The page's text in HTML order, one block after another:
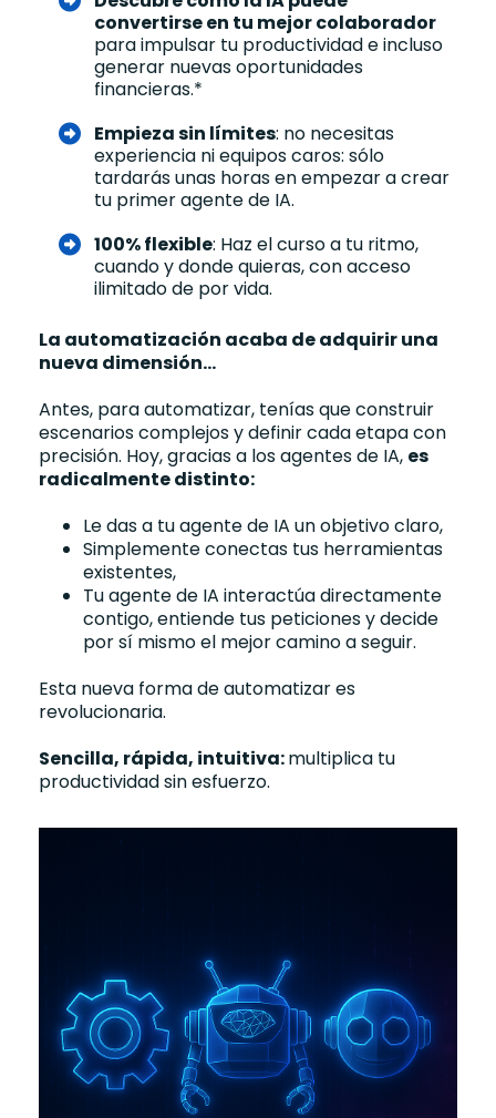
convertirse en tu mejor colaborador
para impulsar tu productividad e incluso
generar nuevas oportunidades
financieras.*
Empieza sin límites: no necesitas
experiencia ni equipos caros: sólo
tardarás unas horas en empezar a crear
tu primer agente de IA.
100% flexible: Haz el curso a tu ritmo,
cuando y donde quieras, con acceso
ilimitado de por vida.
La automatización acaba de adquirir una
nueva dimensión...
Antes, para automatizar, tenías que construir
escenarios complejos y definir cada etapa con
precisión. Hoy, gracias a los agentes de IA, es
radicalmente distinto:
Le das a tu agente de IA un objetivo claro,
Simplemente conectas tus herramientas
existentes,
Tu agente de IA interactúa directamente
contigo, entiende tus peticiones y decide
por sí mismo el mejor camino a seguir.
Esta nueva forma de automatizar es
revolucionaria.
Sencilla, rápida, intuitiva:multiplica tu
productividad sin esfuerzo.